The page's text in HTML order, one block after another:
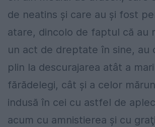
de neatins şi care au şi fost
atare, dincolo de faptul că au
un act de dreptate în sine, au
plin la descurajarea atât a
fărădelegi, cât şi a celor
indusă în cei cu astfel de
acum cu amnistierea şi cu